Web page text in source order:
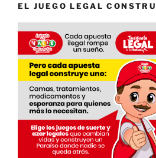
EL JUEGO LEGAL